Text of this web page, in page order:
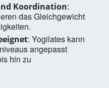
Koordination:
das Gleichgewicht
: Yogilates kann
angepasst
hin zu